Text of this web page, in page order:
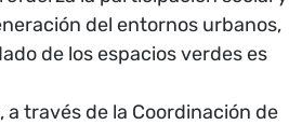
del entornos urbanos,
de los espacios verdes es
a través de la Coordinación de